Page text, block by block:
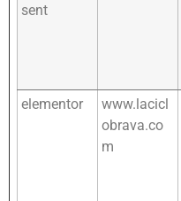
sent
elementor
www.lacicl
obrava.co
m